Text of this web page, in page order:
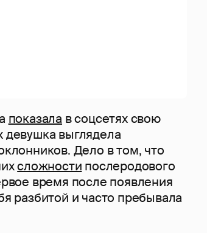
показала в соцсетях свою
девушка выглядела
Дело в том, что
сложности послеродового
время после появления
разбитой и часто пребывала